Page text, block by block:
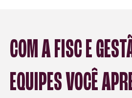
COM A FISC E
EQUIPES VOCÊ